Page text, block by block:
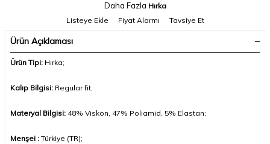
Daha Fazla Hırka
Listeye Ekle
Fiyat Alarmı Tavsiye Et
Ürün Açıklaması
Ürün Tipi: Hırka;
Kalıp Bilgisi: Regular fit;
Materyal Bilgisi: 48% Viskon, 47% Poliamid, 5% Elastan;
Menşei : Türkiye (TR);